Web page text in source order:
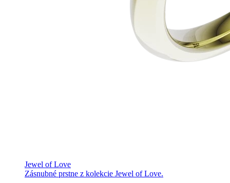
Jewel of Love
Zásnubné prstne z kolekcie Jewel of Love.